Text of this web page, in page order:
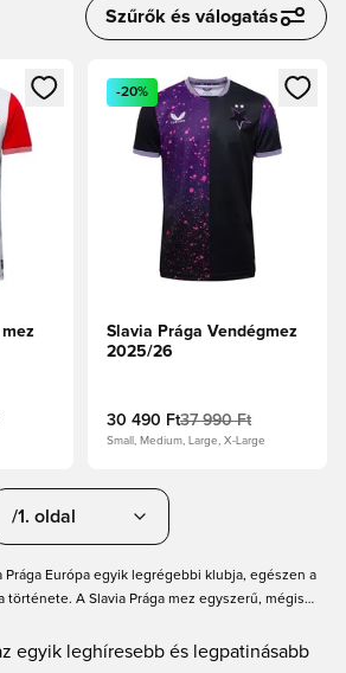
Szűrők és válogatás
a bejelentkezéshez vagy a tagként
Megnyit egy modált a
-20%
Slavia Prága Vendégmez
2025/26
30 490 Ft37 990 Ft
Small, Medium, Large, X-Large
/1. oldal
Prága Európa egyik legrégebbi klubja, egészen a
története. A Slavia Prága mez egyszerű, mégis
fehér színvilággal és az ikonikus csillagos
áron juthatsz hozzá Slavia Prága
egyik leghíresebb és legpatinásabb